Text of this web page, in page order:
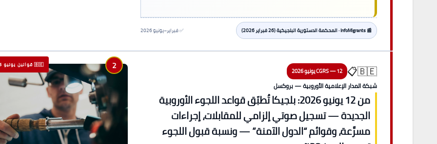
📰 InfoMigrants · المحكمة الدستورية البلجيكية (26 فبراير 2026) ✅ فبراير–يونيو 2026
2 🇧🇪 قوانين يونيو 2026 🇧🇪📋 CGRS — 12 يونيو 2026
شبكة المدار الإعلامية الأوروبية — بروكسل
من 12 يونيو 2026: بلجيكا تُطبّق قواعد اللجوء الأوروبية
الجديدة — تسجيل صوتي إلزامي للمقابلات، إجراءات
مسرَّعة، وقوائم “الدول الآمنة” — ونسبة قبول اللجوء